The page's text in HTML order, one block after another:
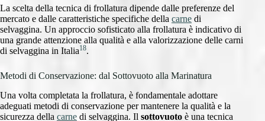
La scelta della tecnica di frollatura dipende dalle preferenze del
mercato e dalle caratteristiche specifiche della carne di
selvaggina. Un approccio sofisticato alla frollatura è indicativo di
una grande attenzione alla qualità e alla valorizzazione delle carni
di selvaggina in Italia18.
Metodi di Conservazione: dal Sottovuoto alla Marinatura
Una volta completata la frollatura, è fondamentale adottare
adeguati metodi di conservazione per mantenere la qualità e la
sicurezza della carne di selvaggina. Il sottovuoto è una tecnica